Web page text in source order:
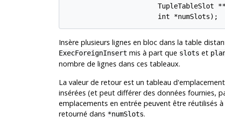
TupleTableSlot
Insère plusieurs lignes en bloc dans la table
ExecForeignInsert mis à part que slots et
nombre de lignes dans ces tableaux.
La valeur de retour est un tableau
insérées (et peut différer des données fournies,
emplacements en entrée peuvent être réutilisés
retourné dans *numSlots.